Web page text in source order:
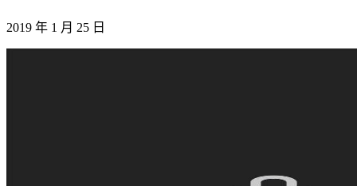
2019 年 1 月 25 日